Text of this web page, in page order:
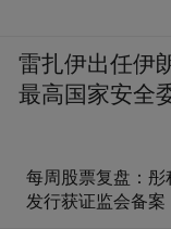
每周股票复盘：
发行获证监会备案
雷扎伊出任伊
最高国家安全